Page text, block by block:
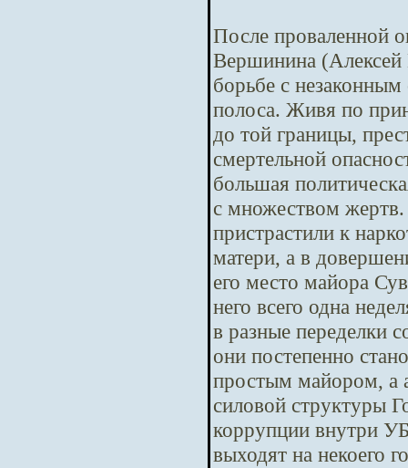
После проваленной
Вершинина (Алексей
борьбе с
полоса. Живя по
до той границы,
смертельной
большая
с множеством
пристрастили к
матери, а в
его место майора
него всего одна
в разные переделки
они постепенно
простым майором, а
силовой структуры
коррупции внутри
выходят на некоего